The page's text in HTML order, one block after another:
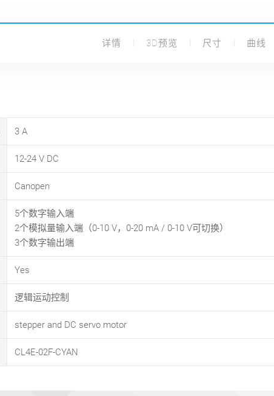
详情 3D预览 尺寸 曲线
3 A
12-24 V DC
Canopen
5个数字输入端
2个模拟量输入端（0-10 V，0-20 mA / 0-10 V可切换）
3个数字输出端
Yes
逻辑运动控制
stepper and DC servo motor
CL4E-02F-CYAN